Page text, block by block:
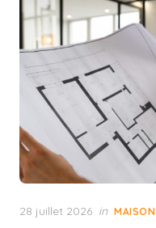
Posted
28 juillet 2026 in MAISON